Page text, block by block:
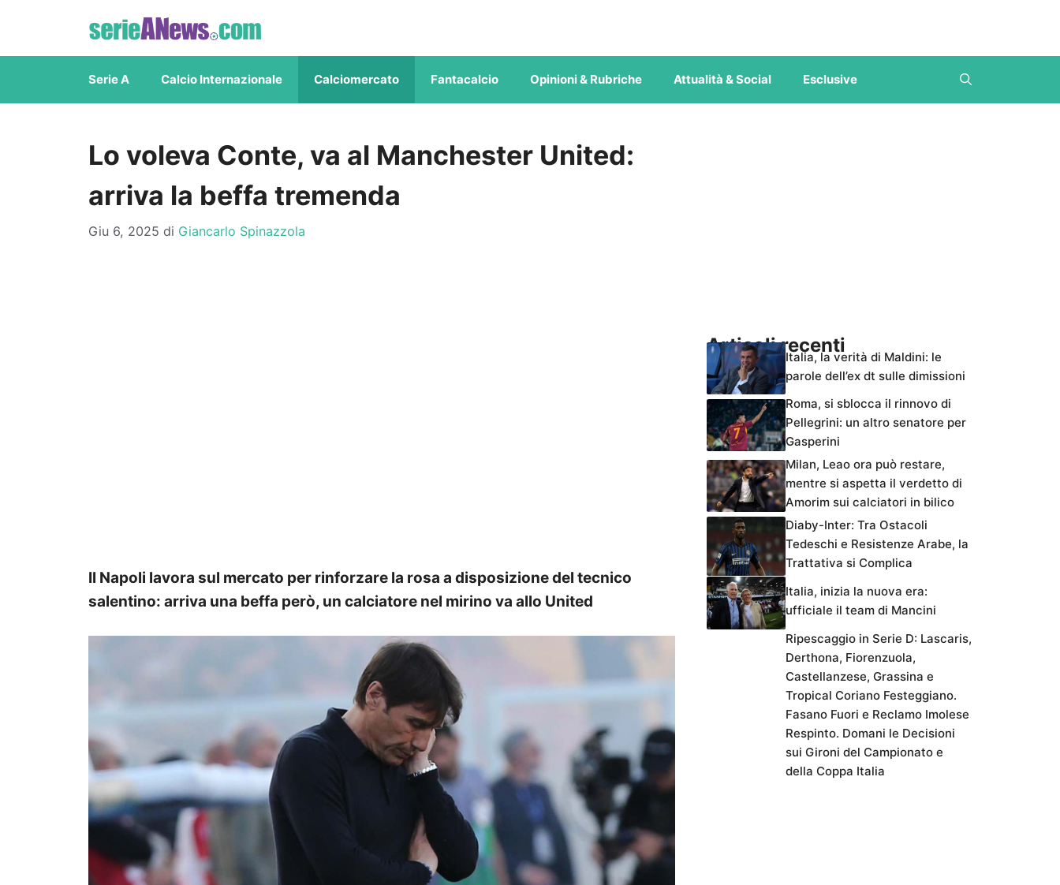
contenuto
Serie A Calcio Internazionale Calciomercato Fantacalcio Opinioni & Rubriche Attualità & Social Esclusive
Lo voleva Conte, va al Manchester United:
arriva la beffa tremenda
Giu 6, 2025 di Giancarlo Spinazzola
Il Napoli lavora sul mercato per rinforzare la rosa a disposizione del tecnico
salentino: arriva una beffa però, un calciatore nel mirino va allo United
Articoli recenti
Italia, la verità di Maldini: le
parole dell’ex dt sulle dimissioni
Roma, si sblocca il rinnovo di
Pellegrini: un altro senatore per
Gasperini
Milan, Leao ora può restare,
mentre si aspetta il verdetto di
Amorim sui calciatori in bilico
Diaby-Inter: Tra Ostacoli
Tedeschi e Resistenze Arabe, la
Trattativa si Complica
Italia, inizia la nuova era:
ufficiale il team di Mancini
Ripescaggio in Serie D: Lascaris,
Derthona, Fiorenzuola,
Castellanzese, Grassina e
Tropical Coriano Festeggiano.
Fasano Fuori e Reclamo Imolese
Respinto. Domani le Decisioni
sui Gironi del Campionato e
della Coppa Italia